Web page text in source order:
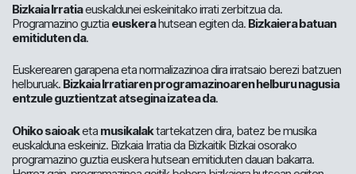
Bizkaia Irratiaeuskaldunei eskeinitako irrati zerbitzua da.
Programazino guztia euskerahutsean egiten da. Bizkaiera batuan
emitiduten da.
Euskerearen garapena eta normalizazinoa dira irratsaio berezi batzuen
helburuak. Bizkaia Irratiaren programazinoaren helburu nagusia
entzule guztientzat atsegina izatea da.
Ohiko saioaketa musikalaktartekatzen dira, batez be musika
euskalduna eskeiniz. Bizkaia Irratia da Bizkaitik Bizkai osorako
programazino guztia euskera hutsean emitiduten dauan bakarra.